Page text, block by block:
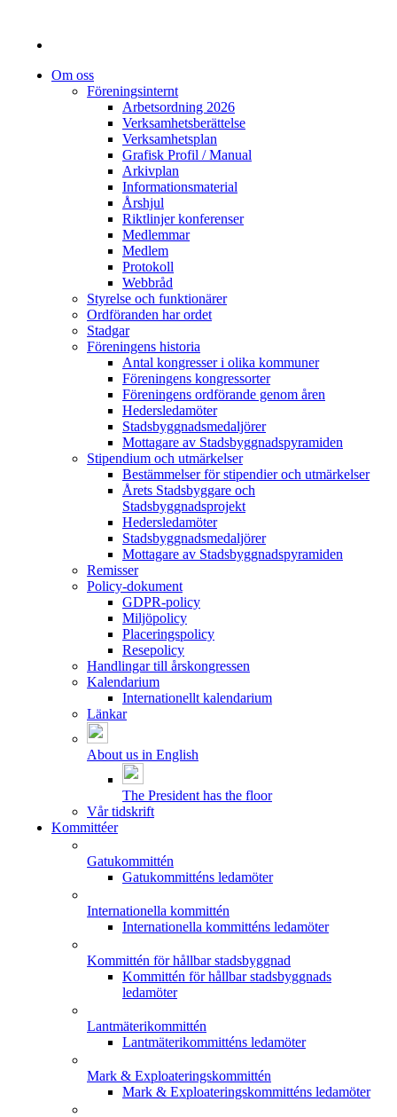
Om oss
Föreningsinternt
Arbetsordning 2026
Verksamhetsberättelse
Verksamhetsplan
Grafisk Profil / Manual
Arkivplan
Informationsmaterial
Årshjul
Riktlinjer konferenser
Medlemmar
Medlem
Protokoll
Webbråd
Styrelse och funktionärer
Ordföranden har ordet
Stadgar
Föreningens historia
Antal kongresser i olika kommuner
Föreningens kongressorter
Föreningens ordförande genom åren
Hedersledamöter
Stadsbyggnadsmedaljörer
Mottagare av Stadsbyggnadspyramiden
Stipendium och utmärkelser
Bestämmelser för stipendier och utmärkelser
Årets Stadsbyggare och
Stadsbyggnadsprojekt
Hedersledamöter
Stadsbyggnadsmedaljörer
Mottagare av Stadsbyggnadspyramiden
Remisser
Policy-dokument
GDPR-policy
Miljöpolicy
Placeringspolicy
Resepolicy
Handlingar till årskongressen
Kalendarium
Internationellt kalendarium
Länkar
About us in English
The President has the floor
Vår tidskrift
Kommittéer
Gatukommittén
Gatukommitténs ledamöter
Internationella kommittén
Internationella kommitténs ledamöter
Kommittén för hållbar stadsbyggnad
Kommittén för hållbar stadsbyggnads
ledamöter
Lantmäterikommittén
Lantmäterikommitténs ledamöter
Mark & Exploateringskommittén
Mark & Exploateringskommitténs ledamöter